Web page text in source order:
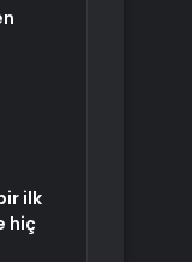
ilk
hiç